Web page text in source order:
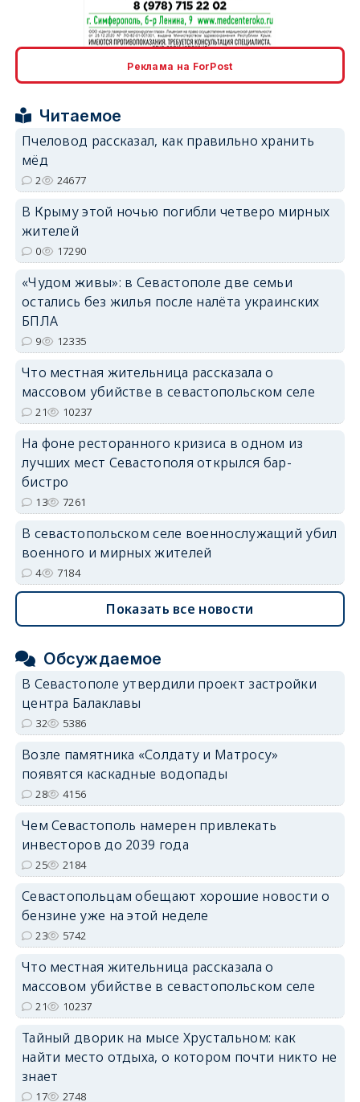
erid: 2SDnjcrDNw6
erid: 2SDnjdvhGXG
Реклама на ForPost
Читаемое
Пчеловод рассказал, как правильно хранить
мёд
2 24677
В Крыму этой ночью погибли четверо мирных
жителей
0 17290
«Чудом живы»: в Севастополе две семьи
остались без жилья после налёта украинских
БПЛА
9 12335
Что местная жительница рассказала о
массовом убийстве в севастопольском селе
21 10237
На фоне ресторанного кризиса в одном из
лучших мест Севастополя открылся бар-
бистро
13 7261
В севастопольском селе военнослужащий убил
военного и мирных жителей
4 7184
Показать все новости
Обсуждаемое
В Севастополе утвердили проект застройки
центра Балаклавы
32 5386
Возле памятника «Солдату и Матросу»
появятся каскадные водопады
28 4156
Чем Севастополь намерен привлекать
инвесторов до 2039 года
25 2184
Севастопольцам обещают хорошие новости о
бензине уже на этой неделе
23 5742
Что местная жительница рассказала о
массовом убийстве в севастопольском селе
21 10237
Тайный дворик на мысе Хрустальном: как
найти место отдыха, о котором почти никто не
знает
17 2748